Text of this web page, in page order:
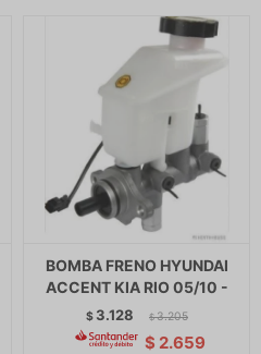
BOMBA FRENO HYUNDAI
ACCENT KIA RIO 05/10 -
$ 3.128 $ 3.205
$ 2.659